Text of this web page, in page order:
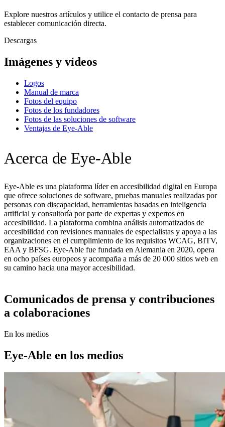
Explore nuestros artículos y utilice el contacto de prensa para
establecer comunicación directa.
Descargas
Imágenes y vídeos
Logos
Manual de marca
Fotos del equipo
Fotos de los fundadores
Fotos de las soluciones de software
Ventajas de Eye-Able
Acerca de Eye-Able
Eye-Able es una plataforma líder en accesibilidad digital en Europa
que ofrece soluciones de software, pruebas manuales realizadas por
personas con discapacidad, herramientas basadas en inteligencia
artificial y consultoría por parte de expertas y expertos en
accesibilidad. La plataforma combina análisis automatizados de
accesibilidad con revisiones manuales de especialistas y apoya a las
organizaciones en el cumplimiento de los requisitos WCAG, BITV,
EAA y BFSG. Eye-Able fue fundada en Alemania en 2020, opera
en ocho países europeos y acompaña a más de 20 000 sitios web en
su camino hacia una mayor accesibilidad.
Comunicados de prensa y contribuciones
a colaboraciones
En los medios
Eye-Able en los medios